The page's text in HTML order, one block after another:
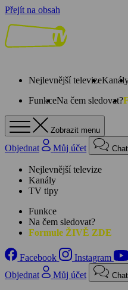
Přejít na obsah
Nejlevnější televize
FunkceNa čem sledovat?
Zobrazit menu
Objednat Můj účet Chat
Nejlevnější televize
Kanály
TV tipy
Funkce
Na čem sledovat?
Formule ŽIVĚ ZDE
Facebook Instagram
Objednat
Můj účet Chat